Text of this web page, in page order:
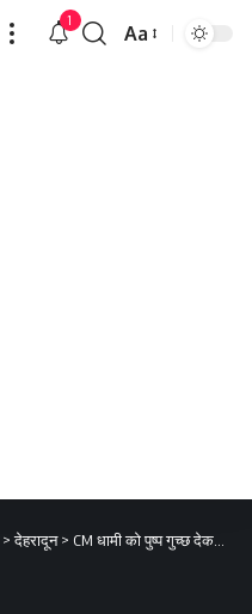
1
Font
Aa
>देहरादून> CM धामी को पुष्प गुच्छ देकर अध्यक्ष सिद्धार्थ उमेश अग्रवाल ने दी जन्मदिन की शुभकामनाएं